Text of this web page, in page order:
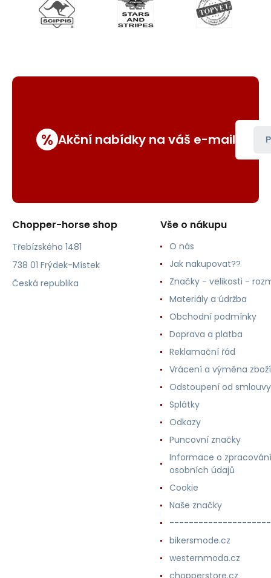
% Akční nabídky na váš e-mail
Chopper-horse shop
Třebízského 1481
738 01 Frýdek-Místek
Česká republika
Vše o nákupu
O nás
Jak nakupovat??
Značky - velikosti -
Materiály a údržba
Obchodní podmínky
Doprava a platba
Reklamační řád
Vrácení a výměna zboží
Odstoupení od smlouvy
Splátky
Odkazy
Puncovní značky
Informace o zpracování
osobních údajů
Cookie
Naše značky
bikersmode.cz
westernmoda.cz
chopperstore.cz